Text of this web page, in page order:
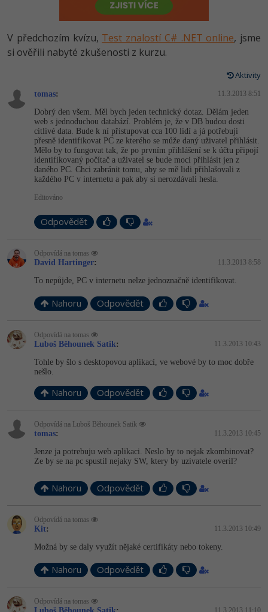
HTML5, CSS3, Bootstrap, SEO
SQL a databáze
UML a návrhové vzory
React
Spring
Django
Best practices
PHP
JavaScript
HTML / CSS
UML a návrhové vzory
MySQL/MariaDB
MS-SQL
SQLite
Vývojář mobilních aplikací
Specialista na AI a bigdata
Tester
Systémový administrátor
Grafik / UX/UI návrhář
Databázový analytik
SEO specialista
-80%
JavaScript -80%
Swift -80%
Kotlin -80%
C -80%
Návrh SW
Pro děti
Kurzy e-commerce
Testování softwaru
Datová analýza
Digitální gramotnost
Marketing -30%
WordPress
SEO -30%
HTML/CSS -80%
Photoshop
Adobe Illustrator -80%
Adobe Lightroom -30%
Adobe XD
Příběhy absolventů
Blog
Kariéra
Pro firmy
V předchozím kvízu, Test znalostí C# .NET online, jsme
si ověřili nabyté zkušenosti z kurzu.
Aktivity
tomas: 11.3.2013 8:51
Dobrý den všem. Měl bych jeden technický dotaz. Dělám jeden
web s jednoduchou databází. Problém je, že v DB budou dosti
citlivé data. Bude k ní přistupovat cca 100 lidí a já potřebuji
přesně identifikovat PC ze kterého se může daný uživatel přihlásit.
Mělo by to fungovat tak, že po prvním přihlášení se k účtu připojí
identifikovaný počítač a uživatel se bude moci přihlásit jen z
daného PC. Chci zabránit tomu, aby se mě lidi přihlašovali z
každého PC v internetu a pak aby si nerozdávali hesla.
Editováno
Odpovědět
Odpovídá na tomas
David Hartinger: 11.3.2013 8:58
To nepůjde, PC v internetu nelze jednoznačně identifikovat.
Nahoru Odpovědět
Odpovídá na tomas
Luboš Běhounek Satik: 11.3.2013 10:43
Tohle by šlo s desktopovou aplikací, ve webové by to moc dobře
nešlo.
Nahoru Odpovědět
Odpovídá na Luboš Běhounek Satik
tomas: 11.3.2013 10:45
Jenze ja potrebuju web aplikaci. Neslo by to nejak zkombinovat?
Ze by se na pc spustil nejaky SW, ktery by uzivatele overil?
Nahoru Odpovědět
Odpovídá na tomas
Kit: 11.3.2013 10:49
Možná by se daly využít nějaké certifikáty nebo tokeny.
Nahoru Odpovědět
Odpovídá na tomas
11.3.2013 11:10